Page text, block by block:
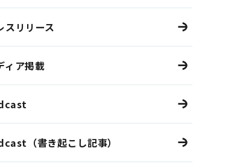
スリリース
ィア掲載
（書き起こし記事）